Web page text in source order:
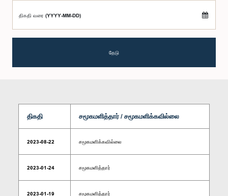
திகதி வரை (YYYY-MM-DD)
தேடு
திகதி சமூகமளித்தார் / சமூகமளிக்கவில்லை
2023-08-22 சமூகமளிக்கவில்லை
2023-01-24 சமூகமளித்தார்
2023-01-19 சமூகமளித்தார்